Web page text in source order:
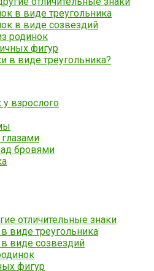
в виде треугольника
в виде созвездий
родинок
фигур
в виде треугольника?
взрослого
бровями
отличительные знаки
виде треугольника
виде созвездий
фигур